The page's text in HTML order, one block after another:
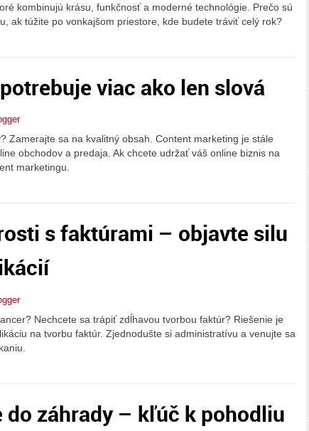
kombinujú krásu, funkčnosť a moderné technológie. Prečo sú
ak túžite po vonkajšom priestore, kde budete tráviť celý rok?
viac ako len slová
Zamerajte sa na kvalitný obsah. Content marketing je stále
obchodov a predaja. Ak chcete udržať váš online biznis na
marketingu.
s faktúrami – objavte silu
Nechcete sa trápiť zdĺhavou tvorbou faktúr? Riešenie je
na tvorbu faktúr. Zjednodušte si administratívu a venujte sa
do záhrady – kľúč k pohodliu